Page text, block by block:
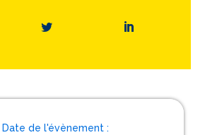
Date de l'évènement :